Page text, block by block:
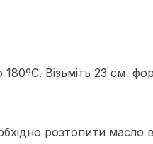
Візьміть 23 см
розтопити масло